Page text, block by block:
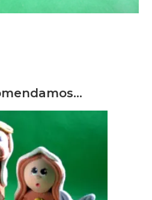
y
recibir
exclusivos y
especiales?
a nuestros
y empieza a
hoy mismo: